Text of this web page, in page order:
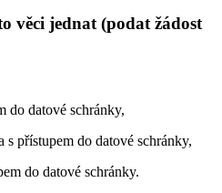
věci jednat (podat žádost
do datové schránky,
přístupem do datové schránky,
do datové schránky.